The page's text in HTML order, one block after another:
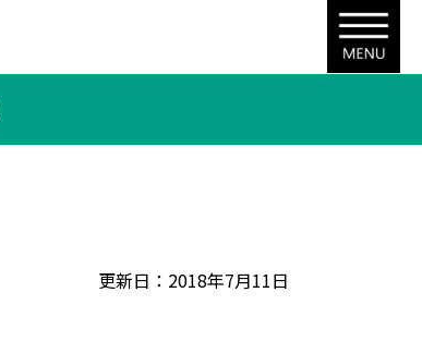
更新日：2018年7月11日